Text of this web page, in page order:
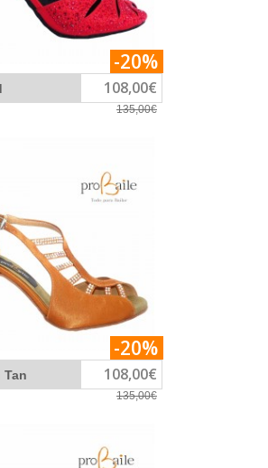
108,00€
135,00€
-20%
108,00€
135,00€
-20%